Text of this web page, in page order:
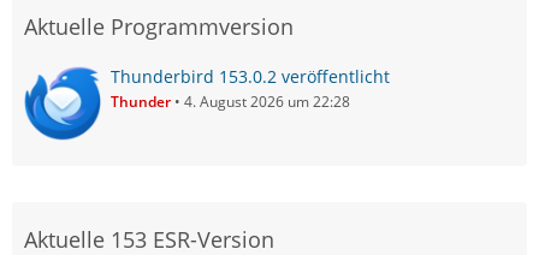
Aktuelle Programmversion
Thunderbird 153.0.2 veröffentlicht
Thunder 4. August 2026 um 22:28
Aktuelle 153 ESR-Version